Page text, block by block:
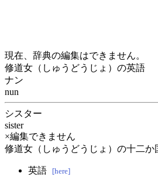
現在、辞典の編集はできません。
修道女（しゅうどうじょ）の英語
ナン
nun
シスター
sister
×編集できません
修道女（しゅうどうじょ）の十二か
英語 [here]